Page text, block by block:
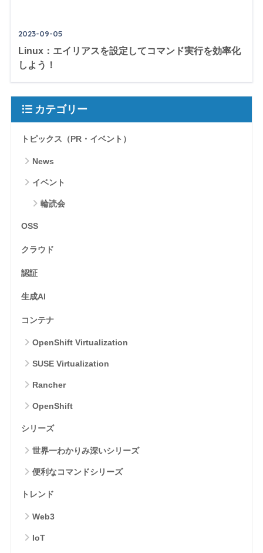
2023-09-05
Linux：エイリアスを設定してコマンド実行を効率化
しよう！
カテゴリー
トピックス（PR・イベント）
News
イベント
輪読会
OSS
クラウド
認証
生成AI
コンテナ
OpenShift Virtualization
SUSE Virtualization
Rancher
OpenShift
シリーズ
世界一わかりみ深いシリーズ
便利なコマンドシリーズ
トレンド
Web3
IoT